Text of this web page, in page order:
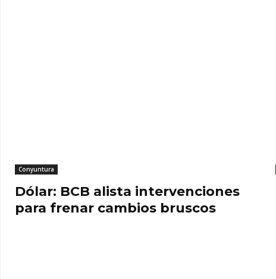
Conyuntura
Dólar: BCB alista intervenciones
para frenar cambios bruscos